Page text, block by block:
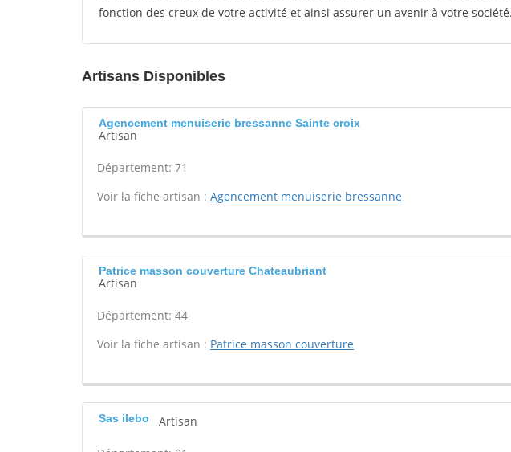
fonction des creux de votre activité et ainsi assurer un avenir à votre société.
Artisans Disponibles
Agencement menuiserie bressanne Sainte croix
Artisan
Département: 71
Voir la fiche artisan : Agencement menuiserie bressanne
Patrice masson couverture Chateaubriant
Artisan
Département: 44
Voir la fiche artisan : Patrice masson couverture
Sas ilebo Artisan